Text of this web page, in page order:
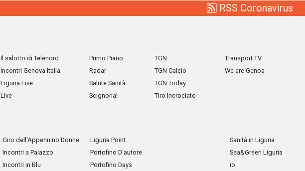
RSS Coronavirus
Il salotto di Telenord
Incontri Genova Italia
Liguria Live
Live
Primo Piano
Radar
Salute Sanità
Scignoria!
TGN
TGN Calcio
TGN Today
Tiro Incrociato
Transport TV
We are Genoa
Giro dell'Appennino Donne
Incontri a Palazzo
Incontri in Blu
Liguria Point
Portofino D'autore
Portofino Days
Sanità in Liguria
Sea&Green Liguria
io